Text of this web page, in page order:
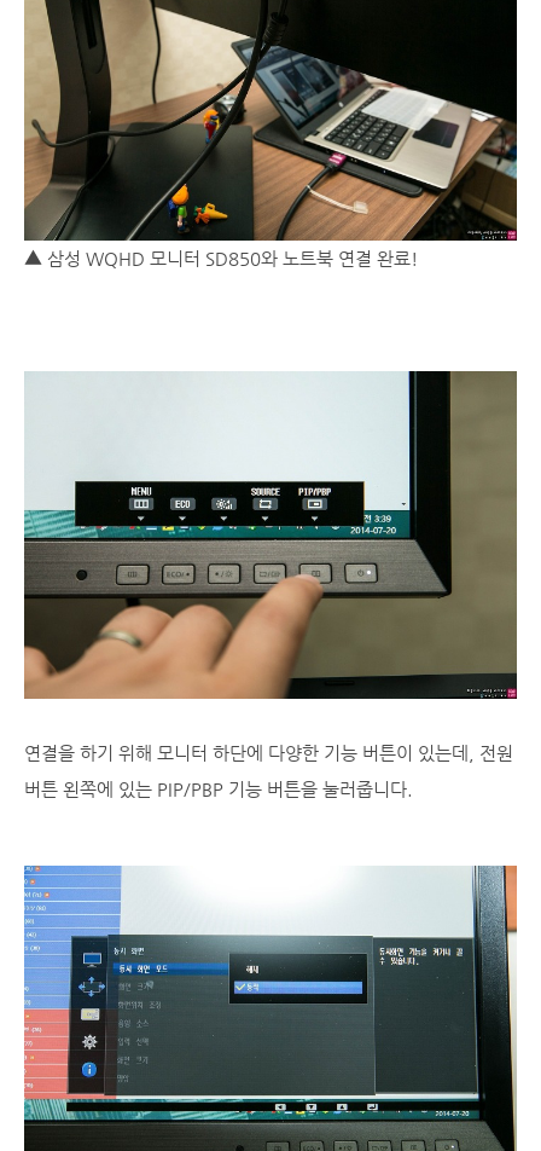
▲ 삼성 WQHD 모니터 SD850와 노트북 연결 완료!
연결을 하기 위해 모니터 하단에 다양한 기능 버튼이 있는데, 전원
버튼 왼쪽에 있는 PIP/PBP 기능 버튼을 눌러줍니다.